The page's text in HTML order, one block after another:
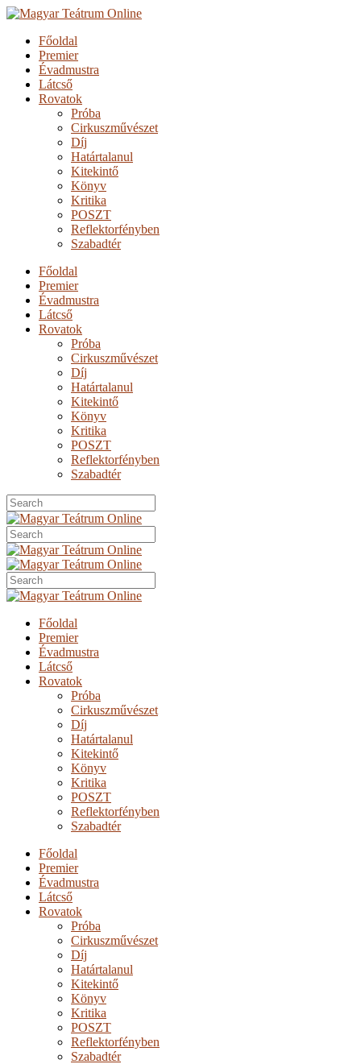
Főoldal
Premier
Évadmustra
Látcső
Rovatok
Próba
Cirkuszművészet
Díj
Határtalanul
Kitekintő
Könyv
Kritika
POSZT
Reflektorfényben
Szabadtér
Főoldal
Premier
Évadmustra
Látcső
Rovatok
Próba
Cirkuszművészet
Díj
Határtalanul
Kitekintő
Könyv
Kritika
POSZT
Reflektorfényben
Szabadtér
Főoldal
Premier
Évadmustra
Látcső
Rovatok
Próba
Cirkuszművészet
Díj
Határtalanul
Kitekintő
Könyv
Kritika
POSZT
Reflektorfényben
Szabadtér
Főoldal
Premier
Évadmustra
Látcső
Rovatok
Próba
Cirkuszművészet
Díj
Határtalanul
Kitekintő
Könyv
Kritika
POSZT
Reflektorfényben
Szabadtér